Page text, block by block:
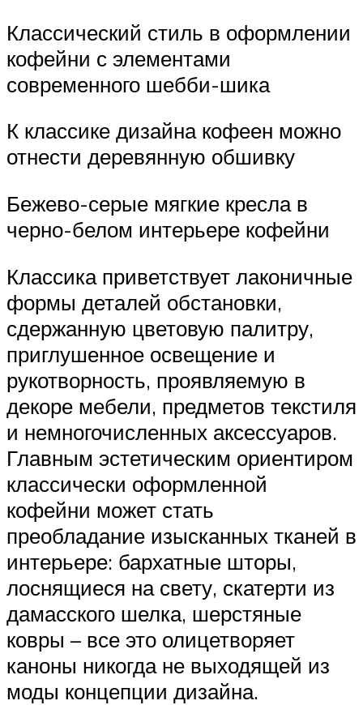
Классический стиль в оформлении
кофейни с элементами
современного шебби-шика
К классике дизайна кофеен можно
отнести деревянную обшивку
Бежево-серые мягкие кресла в
черно-белом интерьере кофейни
Классика приветствует лаконичные
формы деталей обстановки,
сдержанную цветовую палитру,
приглушенное освещение и
рукотворность, проявляемую в
декоре мебели, предметов текстиля
и немногочисленных аксессуаров.
Главным эстетическим ориентиром
классически оформленной
кофейни может стать
преобладание изысканных тканей в
интерьере: бархатные шторы,
лоснящиеся на свету, скатерти из
дамасского шелка, шерстяные
ковры – все это олицетворяет
каноны никогда не выходящей из
моды концепции дизайна.